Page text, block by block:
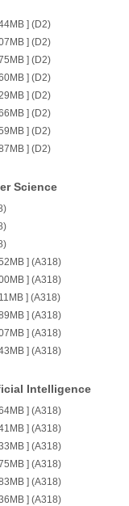
] (D2)
] (D2)
] (D2)
] (D2)
] (D2)
] (D2)
] (D2)
] (D2)
Science
] (A318)
] (A318)
] (A318)
] (A318)
] (A318)
] (A318)
Intelligence
] (A318)
] (A318)
] (A318)
] (A318)
] (A318)
] (A318)